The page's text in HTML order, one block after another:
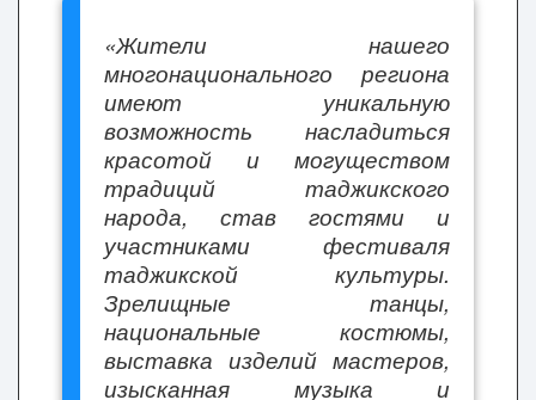
«Жители нашего
многонационального региона
имеют уникальную
возможность насладиться
красотой и могуществом
традиций таджикского
народа, став гостями и
участниками фестиваля
таджикской культуры.
Зрелищные танцы,
национальные костюмы,
выставка изделий мастеров,
изысканная музыка и